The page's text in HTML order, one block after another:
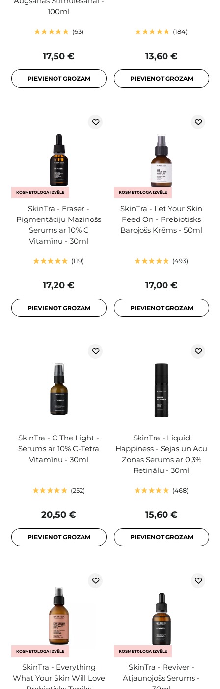
100ml
63
17,50 €
PIEVIENOT GROZAM
184
13,60 €
PIEVIENOT GROZAM
KOSMETOLOGA IZVĒLE
SkinTra - Eraser -
Pigmentāciju Mazinošs
Serums ar 10% C
Vitamīnu - 30ml
119
17,20 €
PIEVIENOT GROZAM
KOSMETOLOGA IZVĒLE
SkinTra - Let Your Skin
Feed On - Prebiotisks
Barojošs Krēms - 50ml
493
17,00 €
PIEVIENOT GROZAM
SkinTra - C The Light -
Serums ar 10% C-Tetra
Vitamīnu - 30ml
252
20,50 €
PIEVIENOT GROZAM
SkinTra - Liquid
Happiness - Sejas un Acu
Zonas Serums ar 0,3%
Retinālu - 30ml
468
15,60 €
PIEVIENOT GROZAM
KOSMETOLOGA IZVĒLE
SkinTra - Everything
What Your Skin Will Love
KOSMETOLOGA IZVĒLE
SkinTra - Reviver -
Atjaunojošs Serums -